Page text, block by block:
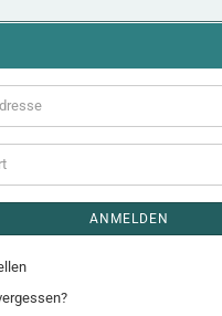
ANMELDEN